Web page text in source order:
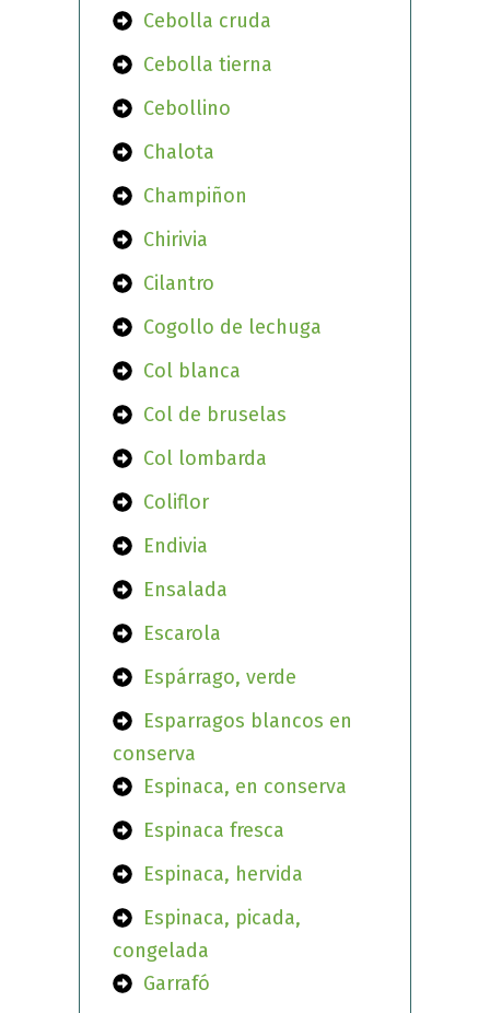
Cebolla cruda
Cebolla tierna
Cebollino
Chalota
Champiñon
Chirivia
Cilantro
Cogollo de lechuga
Col blanca
Col de bruselas
Col lombarda
Coliflor
Endivia
Ensalada
Escarola
Espárrago, verde
Esparragos blancos en
conserva
Espinaca, en conserva
Espinaca fresca
Espinaca, hervida
Espinaca, picada,
congelada
Garrafó